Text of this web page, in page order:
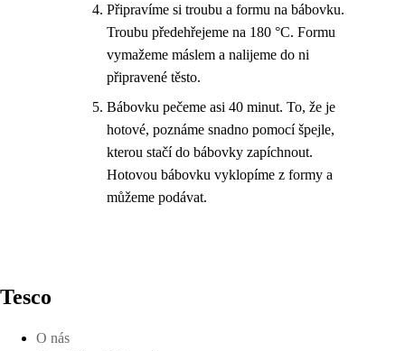
Připravíme si troubu a formu na bábovku.
Troubu předehřejeme na 180 °C. Formu
vymažeme máslem a nalijeme do ni
připravené těsto.
Bábovku pečeme asi 40 minut. To, že je
hotové, poznáme snadno pomocí špejle,
kterou stačí do bábovky zapíchnout.
Hotovou bábovku vyklopíme z formy a
můžeme podávat.
Tesco
O nás